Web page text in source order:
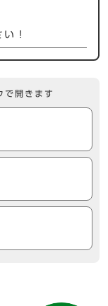
！
で開きます